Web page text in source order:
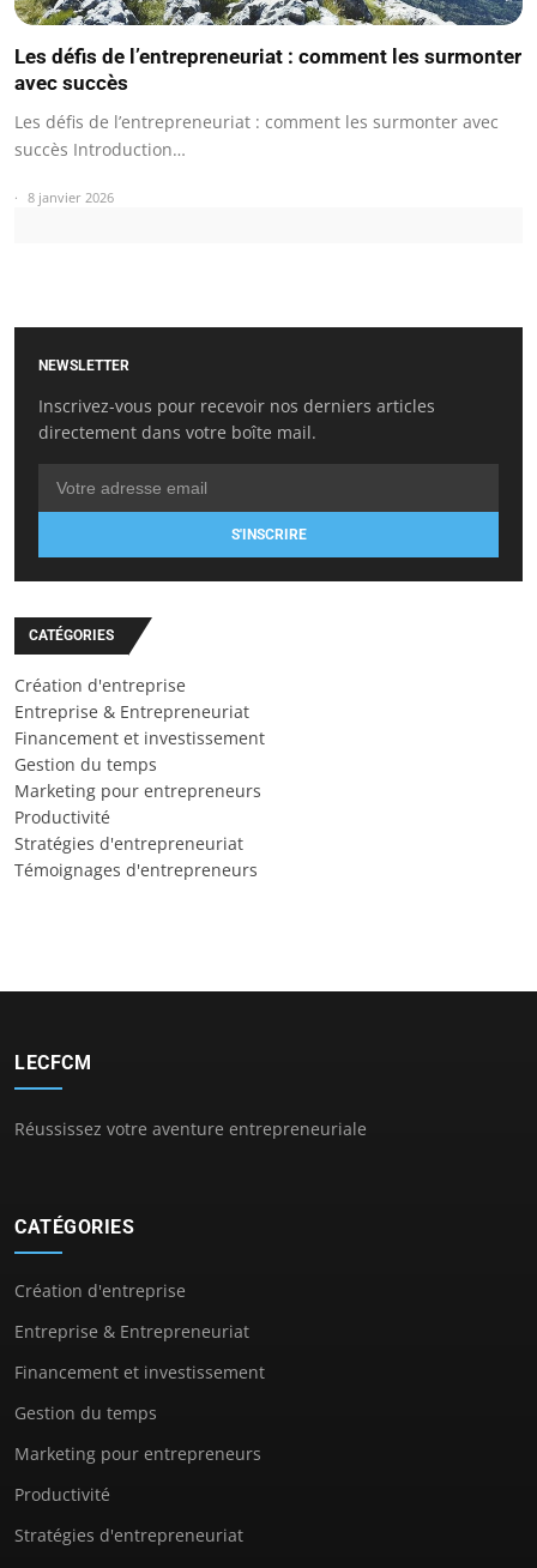
Les défis de l’entrepreneuriat : comment les surmonter
avec succès
Les défis de l’entrepreneuriat : comment les surmonter avec
succès Introduction…
8 janvier 2026
NEWSLETTER
Inscrivez-vous pour recevoir nos derniers articles
directement dans votre boîte mail.
S'INSCRIRE
CATÉGORIES
Création d'entreprise
Entreprise & Entrepreneuriat
Financement et investissement
Gestion du temps
Marketing pour entrepreneurs
Productivité
Stratégies d'entrepreneuriat
Témoignages d'entrepreneurs
LECFCM
Réussissez votre aventure entrepreneuriale
CATÉGORIES
Création d'entreprise
Entreprise & Entrepreneuriat
Financement et investissement
Gestion du temps
Marketing pour entrepreneurs
Productivité
Stratégies d'entrepreneuriat